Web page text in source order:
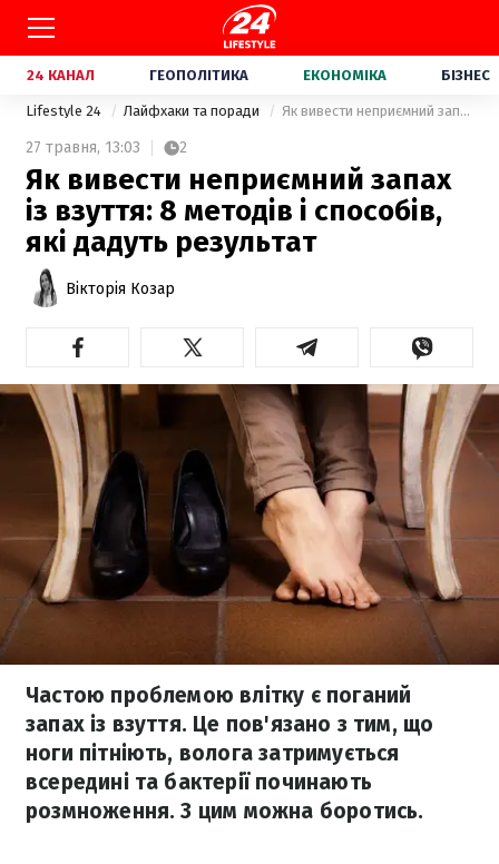
24 КАНАЛ ГЕОПОЛІТИКА ЕКОНОМІКА БІЗНЕС
Lifestyle 24 Лайфхаки та поради Як вивести неприємний запах із взуття: 8 методів і способів, які дадуть результат
27 травня, 13:03 2
Як вивести неприємний запах
із взуття: 8 методів і способів,
які дадуть результат
Вікторія Козар
Частою проблемою влітку є поганий
запах із взуття. Це пов'язано з тим, що
ноги пітніють, волога затримується
всередині та бактерії починають
розмноження. З цим можна боротись.